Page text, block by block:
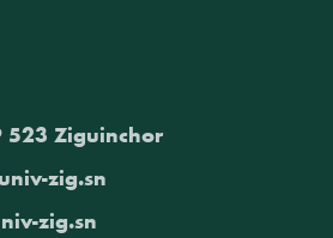
523 Ziguinchor
zig.sn
zig.sn